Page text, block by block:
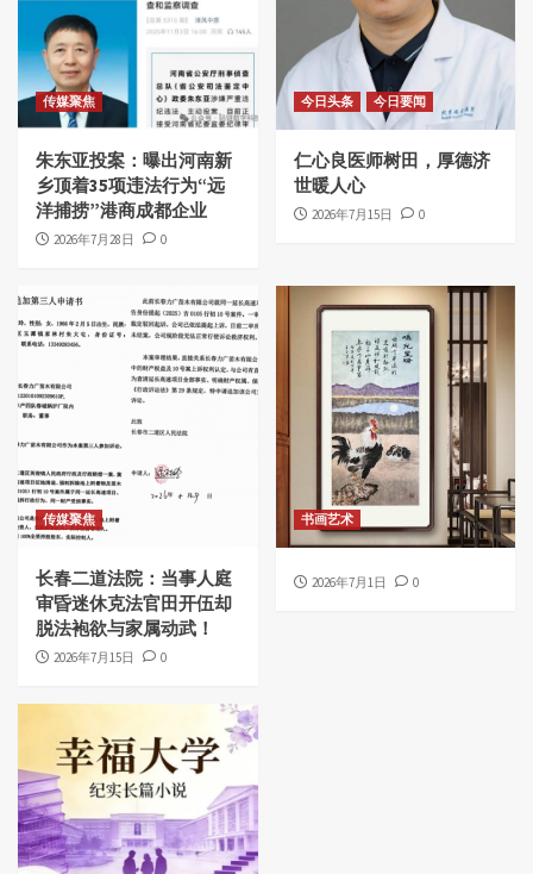
传媒聚焦
朱东亚投案：曝出河南新
乡顶着35项违法行为“远
洋捕捞”港商成都企业
2026年7月28日 0
今日头条 今日要闻
仁心良医师树田，厚德济
世暖人心
2026年7月15日 0
传媒聚焦
长春二道法院：当事人庭
审昏迷休克法官田开伍却
脱法袍欲与家属动武！
2026年7月15日 0
书画艺术
2026年7月1日 0